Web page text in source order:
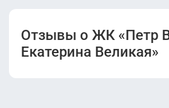
Отзывы о ЖК «Петр
Екатерина Великая»